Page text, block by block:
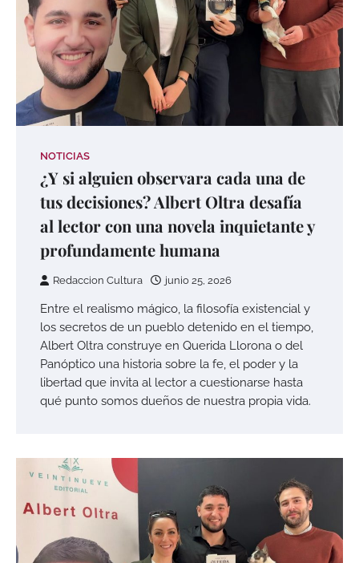
NOTICIAS
¿Y si alguien observara cada una de
tus decisiones? Albert Oltra desafía
al lector con una novela inquietante y
profundamente humana
Redaccion Cultura junio 25, 2026
Entre el realismo mágico, la filosofía existencial y
los secretos de un pueblo detenido en el tiempo,
Albert Oltra construye en Querida Llorona o del
Panóptico una historia sobre la fe, el poder y la
libertad que invita al lector a cuestionarse hasta
qué punto somos dueños de nuestra propia vida.